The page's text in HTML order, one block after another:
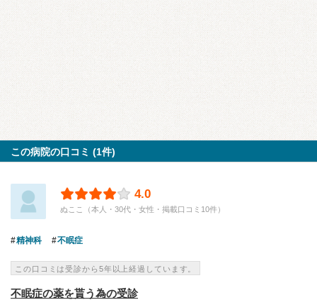
この病院の口コミ (1件)
4.0
ぬここ（本人・30代・女性・掲載口コミ10件）
精神科 不眠症
この口コミは受診から5年以上経過しています。
不眠症の薬を貰う為の受診